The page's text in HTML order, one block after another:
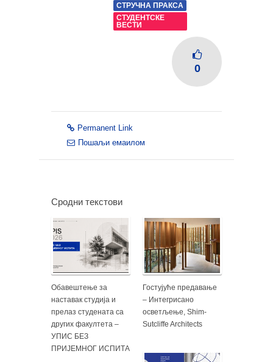
СТРУЧНА ПРАКСА
СТУДЕНТСКЕ
ВЕСТИ
0
Permanent Link
Пошаљи емаилом
Сродни текстови
Обавештење за
наставак студија и
прелаз студената са
других факултета –
УПИС БЕЗ
ПРИЈЕМНОГ ИСПИТА
Гостујуће предавање
– Интегрисано
осветљење, Shim-
Sutcliffe Architects